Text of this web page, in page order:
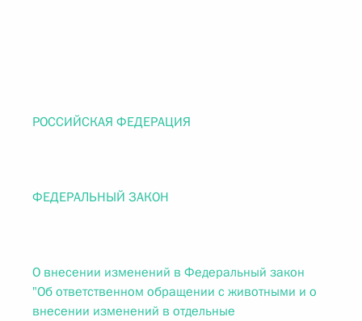
РОССИЙСКАЯ ФЕДЕРАЦИЯ
ФЕДЕРАЛЬНЫЙ ЗАКОН
О внесении изменений в Федеральный закон
"Об ответственном обращении с животными и о
внесении изменений в отдельные